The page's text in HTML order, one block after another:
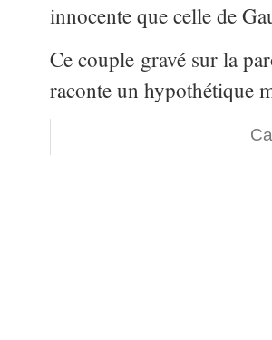
innocente que celle de
Ce couple gravé sur la
raconte un hypothétique